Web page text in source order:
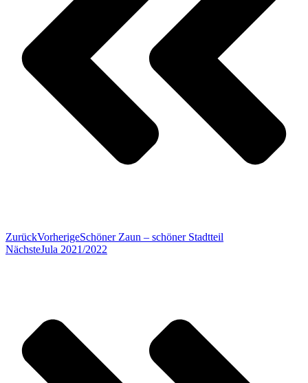
ZurückVorherigeSchöner Zaun – schöner Stadtteil
NächsteJula 2021/2022